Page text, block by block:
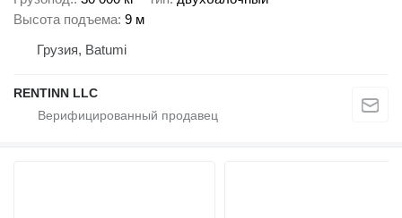
Высота подъема 9 м
Грузия, Batumi
RENTINN LLC